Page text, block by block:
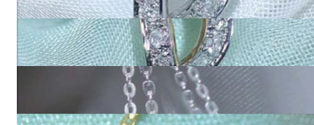
4.620,00 €
Zeitloser Tahitiperle Diamanten Anhänger in Gelbgold
4.620,00 €
Klassische Tahitiperle Halskette mit Brillant